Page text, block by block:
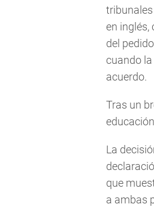
tribunales
en inglés,
del
cuando
acuerdo.
Tras un
La
que
a ambas